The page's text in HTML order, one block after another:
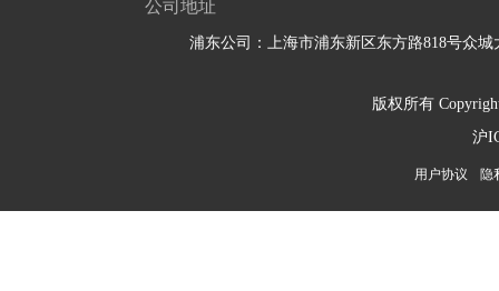
公司地址
浦东公司：上海市浦东新区东方路818号众城
版权所有
沪
用户协议 隐